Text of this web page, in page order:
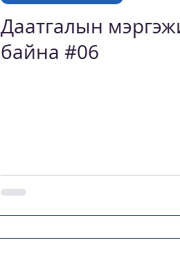
Даатгалын
байна #06